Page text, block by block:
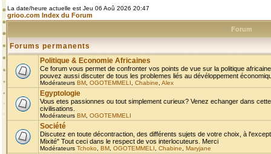
La date/heure actuelle est Jeu 06 Aoû 2026 20:47
grioo.com Index du Forum
Forum
Forums permanents
Politique & Economie Africaines
Ce forum vous permet de confronter vos points de vue sur la politique
pouvez aussi discuter de tous les problemes liés au dévéloppement
Modérateurs BM OGOTEMMELI Chabine Alex
Egyptologie
Vous etes passionnes ou tout simplement curieux? Venez echanger dans
civilisations.
Modérateurs BM OGOTEMMELI
Société
Discutez en toute décontraction, des différents sujets de votre choix, à
Mixité" Tout ceci dans le respect de vos interlocuteurs. Merci
Modérateurs Tchoko BM OGOTEMMELI Chabine Maryjane